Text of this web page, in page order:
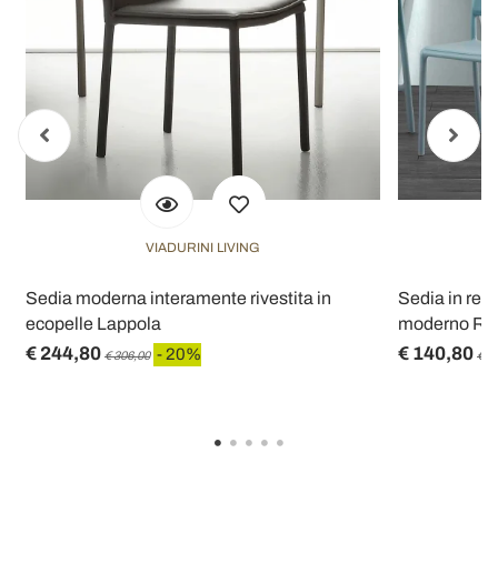
VIADURINI LIVING
Sedia moderna interamente rivestita in
ecopelle Lappola
€ 244,80 € 306,00 - 20%
Sedia in
moderno
€ 140,80 €